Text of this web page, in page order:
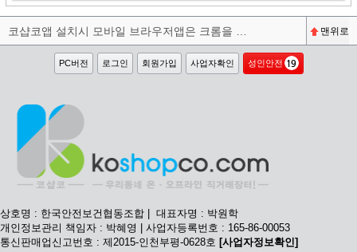
맨위로
PC버전 로그인 회원가입 사업자확인 성인안전
상호명 : 한국안전보건협동조합 | 대표자명 : 박원학
개인정보관리 책임자 : 박혜영 | 사업자등록번호 : 165-86-00053
통신판매업신고번호 : 제2015-인천부평-0628호 [사업자정보확인]